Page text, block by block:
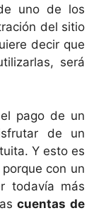
uno de los
del sitio
decir que
será
pago de un
de un
Y esto es
con un
todavía más
cuentas de